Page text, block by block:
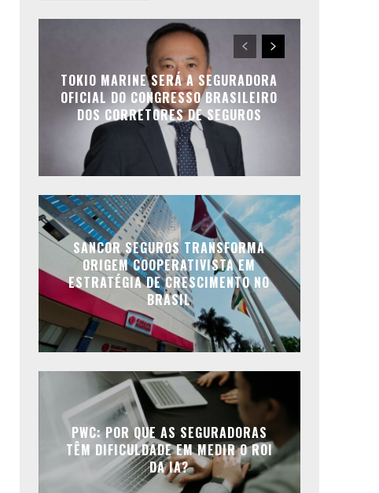
TOKIO MARINE SERÁ A SEGURADORA
OFICIAL DO CONGRESSO BRASILEIRO
DOS CORRETORES DE SEGUROS
SANCOR SEGUROS TRANSFORMA
ORIGEM COOPERATIVISTA EM
ESTRATÉGIA DE CRESCIMENTO NO
BRASIL
PWC: POR QUE AS SEGURADORAS
TÊM DIFICULDADE EM MEDIR O ROI
DA IA?